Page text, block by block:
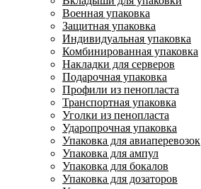
Военная упаковка
Защитная упаковка
Индивидуальная упаковка
Комбинированная упаковка
Накладки для серверов
Подарочная упаковка
Профили из пенопласта
Транспортная упаковка
Уголки из пенопласта
Ударопрочная упаковка
Упаковка для авиаперевозок
Упаковка для ампул
Упаковка для бокалов
Упаковка для дозаторов